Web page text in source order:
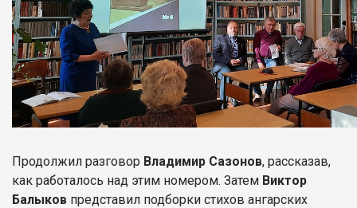
Продолжил разговор Владимир Сазонов, рассказав,
как работалось над этим номером. Затем Виктор
Балыков представил подборки стихов ангарских